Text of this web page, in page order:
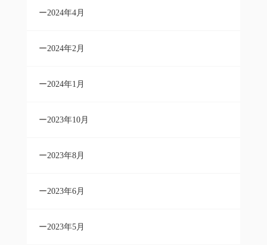
2024年4月
2024年2月
2024年1月
2023年10月
2023年8月
2023年6月
2023年5月